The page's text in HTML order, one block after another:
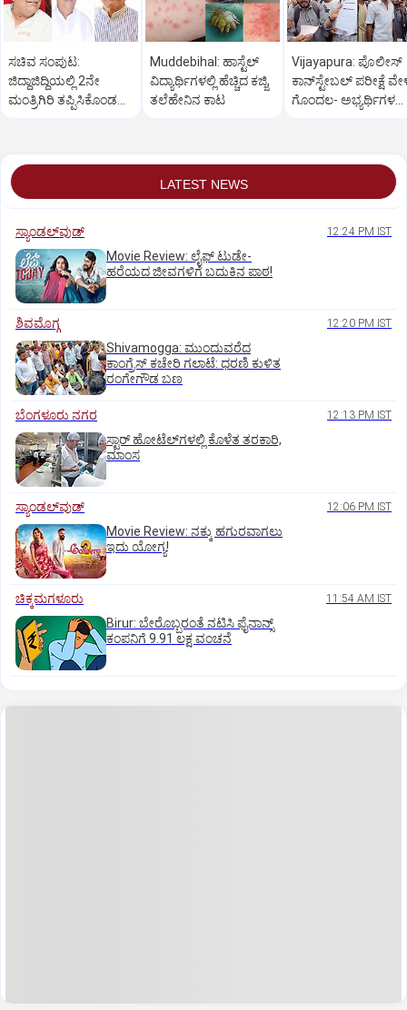
ಸಚಿವ ಸಂಪುಟ:
ಜಿದ್ದಾಜಿದ್ದಿಯಲ್ಲಿ 2ನೇ
ಮಂತ್ರಿಗಿರಿ ತಪ್ಪಿಸಿಕೊಂಡ
Muddebihal: ಹಾಸ್ಟೆಲ್
ವಿದ್ಯಾರ್ಥಿಗಳಲ್ಲಿ ಹೆಚ್ಚಿದ ಕಜ್ಜಿ,
ತಲೆಹೇನಿನ ಕಾಟ
Vijayapura: ಪೊಲೀಸ್
ಕಾನ್‌ಸ್ಟೇಬಲ್ ಪರೀಕ್ಷೆ
ಗೊಂದಲ- ಅಭ್ಯರ್ಥಿಗಳ‌‌
LATEST NEWS
ಸ್ಯಾಂಡಲ್‌ವುಡ್‌ 12:24 PM IST
Movie Review: ಲೈಫ್‌ ಟುಡೇ-
ಹರೆಯದ ಜೀವಗಳಿಗೆ ಬದುಕಿನ ಪಾಠ!
ಶಿವಮೊಗ್ಗ 12:20 PM IST
Shivamogga: ಮುಂದುವರೆದ
ಕಾಂಗ್ರೆಸ್ ಕಚೇರಿ ಗಲಾಟೆ: ಧರಣಿ ಕುಳಿತ
ರಂಗೇಗೌಡ ಬಣ
ಬೆಂಗಳೂರು ನಗರ 12:13 PM IST
ಸ್ಟಾರ್‌ ಹೋಟೆಲ್‌ಗ‌ಳಲ್ಲಿ ಕೊಳೆತ ತರಕಾರಿ,
ಮಾಂಸ
ಸ್ಯಾಂಡಲ್‌ವುಡ್‌ 12:06 PM IST
Movie Review: ನಕ್ಕು ಹಗುರವಾಗಲು
ಇದು ಯೋಗ್ಯ!
ಚಿಕ್ಕಮಗಳೂರು 11:54 AM IST
Birur: ಬೇರೊಬ್ಬರಂತೆ ನಟಿಸಿ ಫೈನಾನ್ಸ್
ಕಂಪನಿಗೆ 9.91 ಲಕ್ಷ ವಂಚನೆ